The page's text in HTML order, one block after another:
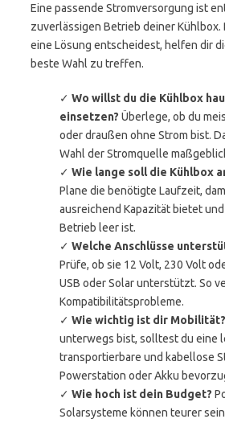
Eine passende Stromversorgung ist
zuverlässigen Betrieb deiner Kühlbox.
eine Lösung entscheidest, helfen dir
beste Wahl zu treffen.
✓ Wo willst du die Kühlbox
einsetzen? Überlege, ob du
oder draußen ohne Strom bist.
Wahl der Stromquelle
✓ Wie lange soll die Kühlbox
Plane die benötigte Laufzeit,
ausreichend Kapazität bietet
Betrieb leer ist.
✓ Welche Anschlüsse
Prüfe, ob sie 12 Volt, 230 Volt
USB oder Solar unterstützt. So
Kompatibilitätsprobleme.
✓ Wie wichtig ist dir Mobilität?
unterwegs bist, solltest du eine
transportierbare und kabellose
Powerstation oder Akku
✓ Wie hoch ist dein Budget?
Solarsysteme können teurer